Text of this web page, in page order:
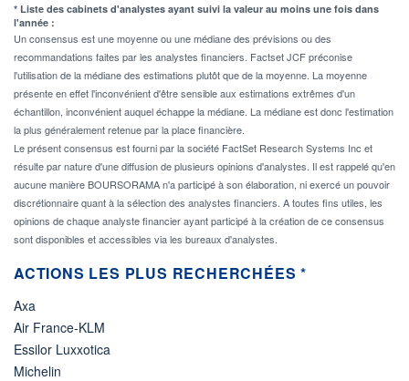
* Liste des cabinets d'analystes ayant suivi la valeur au moins une fois dans
l'année :
Un consensus est une moyenne ou une médiane des prévisions ou des
recommandations faites par les analystes financiers. Factset JCF préconise
l'utilisation de la médiane des estimations plutôt que de la moyenne. La moyenne
présente en effet l'inconvénient d'être sensible aux estimations extrêmes d'un
échantillon, inconvénient auquel échappe la médiane. La médiane est donc l'estimation
la plus généralement retenue par la place financière.
Le présent consensus est fourni par la société FactSet Research Systems Inc et
résulte par nature d'une diffusion de plusieurs opinions d'analystes. Il est rappelé qu'en
aucune manière BOURSORAMA n'a participé à son élaboration, ni exercé un pouvoir
discrétionnaire quant à la sélection des analystes financiers. A toutes fins utiles, les
opinions de chaque analyste financier ayant participé à la création de ce consensus
sont disponibles et accessibles via les bureaux d'analystes.
ACTIONS LES PLUS RECHERCHÉES *
Axa
Air France-KLM
Essilor Luxxotica
Michelin